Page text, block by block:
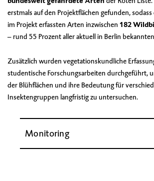
erstmals auf den Projektflächen gefunden,
im Projekt erfassten Arten inzwischen 182
– rund 55 Prozent aller aktuell in Berlin
Zusätzlich wurden vegetationskundliche
studentische Forschungsarbeiten durchgeführt,
der Blühflächen und ihre Bedeutung für
Insektengruppen langfristig zu untersuchen.
Monitoring